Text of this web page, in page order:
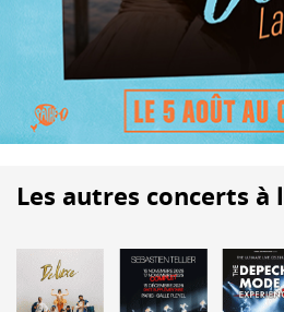
Les autres concerts à